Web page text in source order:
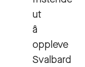
ut
å
oppleve
Svalbard